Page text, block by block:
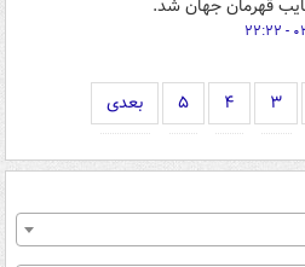
۳ ۴ ۵ بعدی